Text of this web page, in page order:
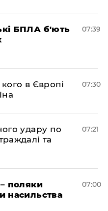
БПЛА б'ють
07:39
в Європі
07:30
удару по
та
07:21
поляки
насильства
07:00